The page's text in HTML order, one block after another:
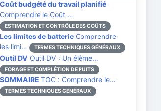
Coût budgété du travail planifié
Comprendre le Coût …
ESTIMATION ET CONTRÔLE DES COÛTS
Les limites de batterie Comprendre
les limi…
TERMES TECHNIQUES GÉNÉRAUX
Outil DV Outil DV : Un éléme…
FORAGE ET COMPLÉTION DE PUITS
SOMMAIRE TOC : Comprendre le…
TERMES TECHNIQUES GÉNÉRAUX